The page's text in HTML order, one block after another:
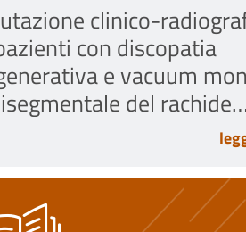
clinico-
con discopatia
e vacuum
del rachide
lombare sottoposti
di discoplastica
con
(PMMA)